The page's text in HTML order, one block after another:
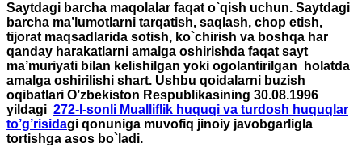
Saytdagi barcha maqolalar faqat o`qish uchun. Saytdagi
barcha ma’lumotlarni tarqatish, saqlash, chop etish,
tijorat maqsadlarida sotish, ko`chirish va boshqa har
qanday harakatlarni amalga oshirishda faqat sayt
ma’muriyati bilan kelishilgan yoki ogolantirilgan holatda
amalga oshirilishi shart. Ushbu qoidalarni buzish
oqibatlari O’zbekiston Respublikasining 30.08.1996
yildagi 272-I-sonli Mualliflik huquqi va turdosh huquqlar
to’g’risidagi qonuniga muvofiq jinoiy javobgarligla
tortishga asos bo`ladi.